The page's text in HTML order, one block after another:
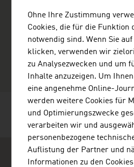
+4315120776
office@edelweiss-
https://www.edelweiss-
vCard
SEITE
Ohne Ihre Zustimmung
Cookies, die für die Funktion
notwendig sind. Wenn Sie auf
klicken, verwenden wir
zu Analysezwecken und um
Inhalte anzuzeigen. Um
eine angenehme Online-
werden weitere Cookies für
und Optimierungszwecke
verarbeiten wir und
personenbezogene
Auflistung der Partner und
Informationen zu den